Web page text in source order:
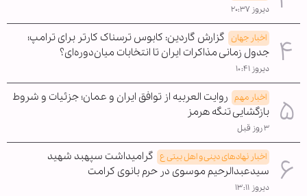
دیروز ۲۰:۳۷
اخبار جهان گزارش گاردین: کابوس ترسناک کارتر برای ترامپ؛
جدول زمانی مذاکرات ایران تا انتخابات میان‌دوره‌ای؟
دیروز ۱۰:۴۱
اخبار مهم روایت العربیه از توافق ایران و عمان؛ جزئیات و شروط
بازگشایی تنگه هرمز
۳ روز قبل
اخبار نهادهای دینی و اهل بیتی ع گرامیداشت سپهبد شهید
سیدعبدالرحیم موسوی در حرم بانوی کرامت
دیروز ۱۳:۱۱